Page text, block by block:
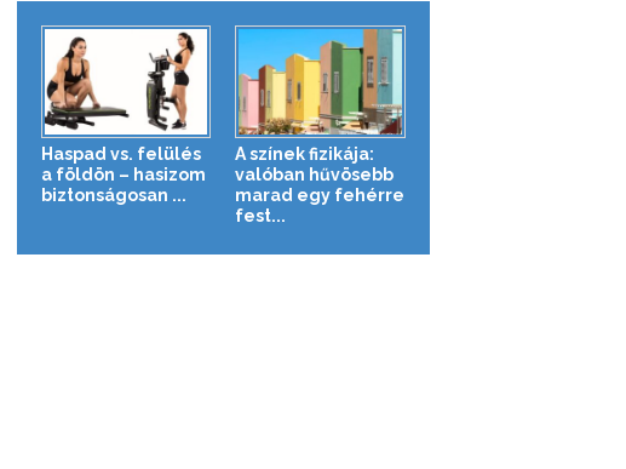
Haspad vs. felülés
a földön – hasizom
biztonságosan ...
A színek fizikája:
valóban hűvösebb
marad egy fehérre
fest...